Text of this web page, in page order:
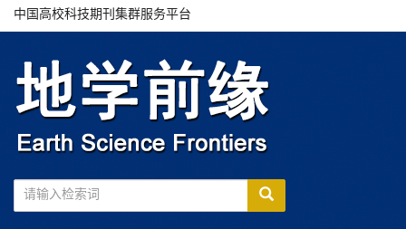
中国高校科技期刊集群服务平台